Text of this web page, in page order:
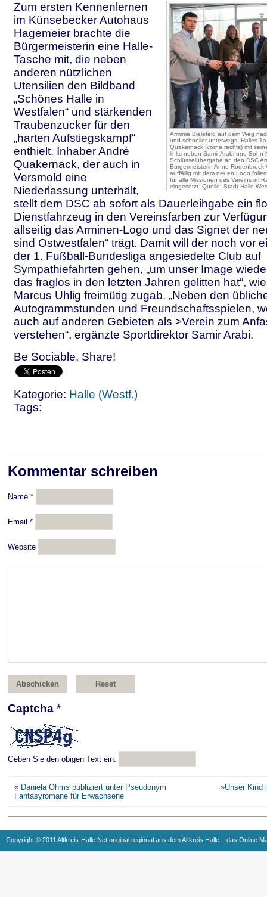
Arminia Bielefeld auf dem Weg
und schneller unterwegs. Halles
Quakernack (vorne rechts) mit
links neben Samir Arabi und Sohn
Schlüsselübergabe an den DSC
Bürgermeisterin Anne
auffällig mit dem neuen Logo
für alle Missionen des Vereins im
eingesetzt. Quelle: Stadt Halle
Zum ersten Kennenlernen
im Künsebecker Autohaus
Hagemeier brachte die
Bürgermeisterin eine Halle-
Tasche mit, die neben
anderen nützlichen
Utensilien den Bildband
„Schönes Halle in
Westfalen“ und stärkenden
Traubenzucker für den
„harten Aufstiegskampf“
enthielt. Inhaber André
Quakernack, der auch in
Versmold eine
Niederlassung unterhält,
stellt dem DSC ab sofort als Dauerleihgabe ein
Dienstfahrzeug in den Vereinsfarben zur
allseitig das Arminen-Logo und das Signet der
sind Ostwestfalen“ trägt. Damit will der noch vor
der 1. Fußball-Bundesliga angesiedelte Club auf
Sympathiefahrten gehen, „um unser Image
das fraglos in den letzten Jahren gelitten hat“,
Marcus Uhlig freimütig zugab. „Neben den
Autogrammstunden und Freundschaftsspielen,
auch auf anderen Gebieten als >Verein zum
verstehen“, ergänzte Sportdirektor Samir Arabi.
Be Sociable, Share!
Kategorie: Halle (Westf.)
Tags:
Kommentar schreiben
Name *
Email *
Website
Captcha *
Geben Sie den obigen Text ein:
« Daniela Ohms publiziert unter Pseudonym
Fantasyromane für Erwachsene
»Unser Kind
Copyright © 2011 Altkreis-Halle.Net original regional aus dem Altkreis Halle – das Online